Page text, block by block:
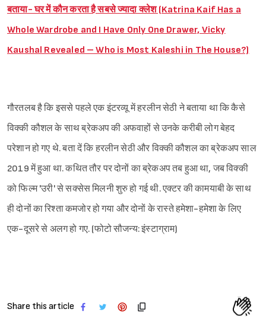
बताया- घर में कौन करता है सबसे ज्यादा क्लेश (Katrina Kaif Has a
Whole Wardrobe and I Have Only One Drawer, Vicky
Kaushal Revealed – Who is Most Kaleshi in The House?)
गौरतलब है कि इससे पहले एक इंटरव्यू में हरलीन सेठी ने बताया था कि कैसे
विक्की कौशल के साथ ब्रेकअप की अफवाहों से उनके करीबी लोग बेहद
परेशान हो गए थे. बता दें कि हरलीन सेठी और विक्की कौशल का ब्रेकअप साल
2019 में हुआ था. कथित तौर पर दोनों का ब्रेकअप तब हुआ था, जब विक्की
को फिल्म 'उरी' से सक्सेस मिलनी शुरु हो गई थी. एक्टर की कामयाबी के साथ
ही दोनों का रिश्ता कमजोर हो गया और दोनों के रास्ते हमेशा-हमेशा के लिए
एक-दूसरे से अलग हो गए. (फोटो सौजन्य: इंस्टाग्राम)
Share this article